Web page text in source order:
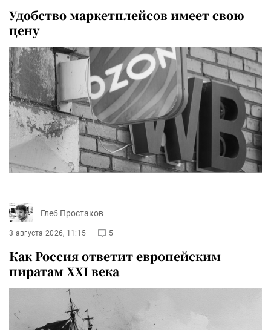
Удобство маркетплейсов имеет свою
цену
Глеб Простаков
3 августа 2026, 11:15 5
Как Россия ответит европейским
пиратам XXI века